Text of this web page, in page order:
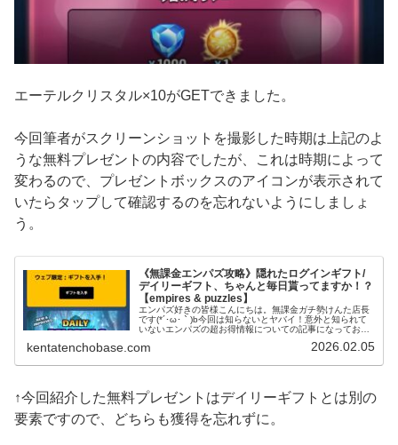
エーテルクリスタル×10がGETできました。
今回筆者がスクリーンショットを撮影した時期は上記のよ
うな無料プレゼントの内容でしたが、これは時期によって
変わるので、プレゼントボックスのアイコンが表示されて
いたらタップして確認するのを忘れないようにしましょ
う。
《無課金エンパズ攻略》隠れたログインギフト/
デイリーギフト、ちゃんと毎日貰ってますか！？
【empires & puzzles】
エンパズ好きの皆様こんにちは。無課金ガチ勢けんた店長
です(*´･ω･｀)b今回は知らないとヤバイ！意外と知られて
いないエンパズの超お得情報についての記事になっており
があります。ご了承下さい...
kentatenchobase.com 2026.02.05
↑今回紹介した無料プレゼントはデイリーギフトとは別の
要素ですので、どちらも獲得を忘れずに。